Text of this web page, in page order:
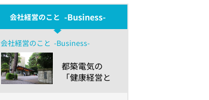
会社経営のこと -Business-
会社経営のこと -Business-
​都築電気の
「健康経営と